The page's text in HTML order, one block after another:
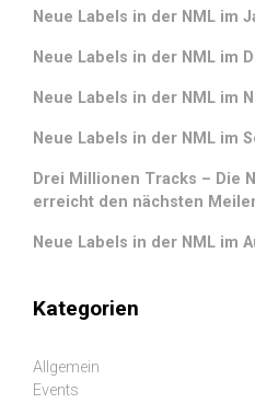
Neue Labels in der NML im
Neue Labels in der NML im
Neue Labels in der NML im
Neue Labels in der NML im
Drei Millionen Tracks – Die
erreicht den nächsten
Neue Labels in der NML im
Kategorien
Allgemein
Events